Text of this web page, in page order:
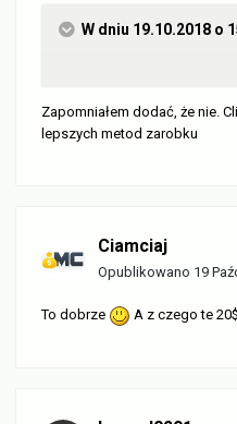
W dniu 19.10.2018 o
Zapomniałem dodać, że nie.
lepszych metod zarobku
Ciamciaj
Opublikowano 19
To dobrze A z czego te